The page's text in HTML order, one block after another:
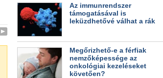
Az immunrendszer
támogatásával is
leküzdhetővé válhat a rák
Megőrizhető-e a férfiak
nemzőképessége az
onkológiai kezeléseket
követően?